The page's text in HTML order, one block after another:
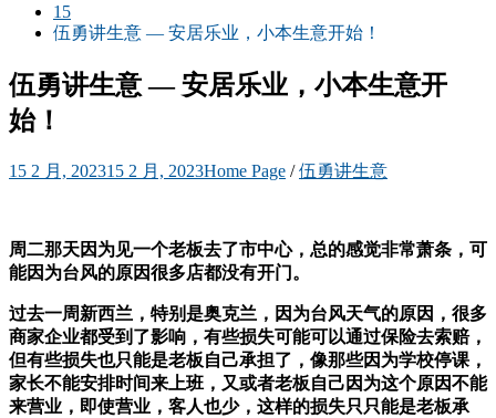
15
伍勇讲生意 — 安居乐业，小本生意开始！
伍勇讲生意 — 安居乐业，小本生意开
始！
15 2 月, 202315 2 月, 2023Home Page /伍勇讲生意
周二那天因为见一个老板去了市中心，总的感觉非常萧条，可
能因为台风的原因很多店都没有开门。
过去一周新西兰，特别是奥克兰，因为台风天气的原因，很多
商家企业都受到了影响，有些损失可能可以通过保险去索赔，
但有些损失也只能是老板自己承担了，像那些因为学校停课，
家长不能安排时间来上班，又或者老板自己因为这个原因不能
来营业，即使营业，客人也少，这样的损失只只能是老板承